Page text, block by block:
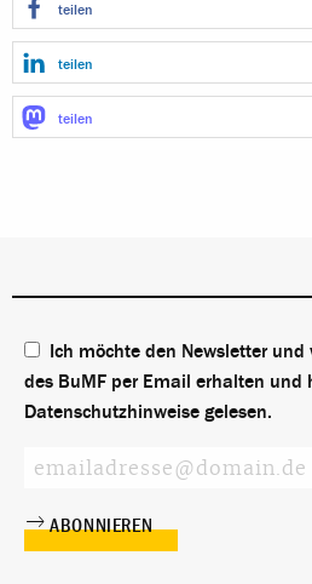
teilen
teilen
teilen
Ich möchte den Newsletter
des BuMF per Email erhalten und
Datenschutzhinweise gelesen.